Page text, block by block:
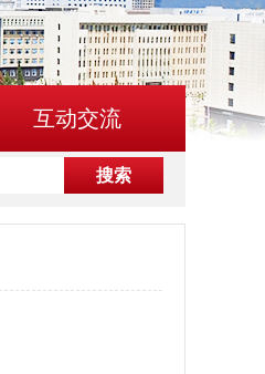
互动交流